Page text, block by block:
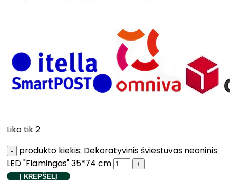
Liko tik 2
produkto kiekis: Dekoratyvinis šviestuvas neoninis
LED "Flamingas" 35*74 cm
Į KREPŠELĮ